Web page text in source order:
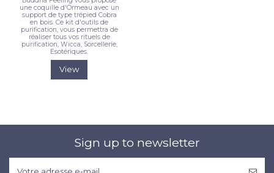
une coquille d'Ormeau avec un
support de type trépied Cobra
en bois. Ce kit d'outils de
purification, vous permettra de
réaliser tous vos rituels de
purification, Wicca, Sorcellerie,
Esotériques.
View
Sign up to newsletter